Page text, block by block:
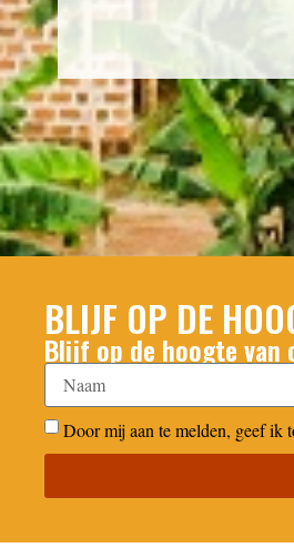
BLIJF OP DE
Blijf op de hoogte van
Door mij aan te melden, geef ik